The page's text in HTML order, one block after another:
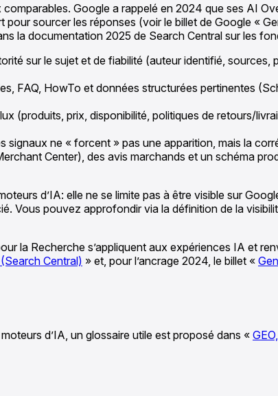
Google a rappelé en 2024 que ses AI
sourcer les réponses (voir le billet de Google «
la documentation 2025 de Search Central sur les
sur le sujet et de fiabilité (auteur identifié,
FAQ, HowTo et données structurées pertinentes
(produits, prix, disponibilité, politiques de retours/
ne « forcent » pas une apparition, mais la
Center), des avis marchands et un schéma
d’IA: elle ne se limite pas à être visible sur
Vous pouvez approfondir via la définition de la
la Recherche s’appliquent aux expériences IA et
Central) » et, pour l’ancrage 2024, le billet «
d’IA, un glossaire utile est proposé dans «